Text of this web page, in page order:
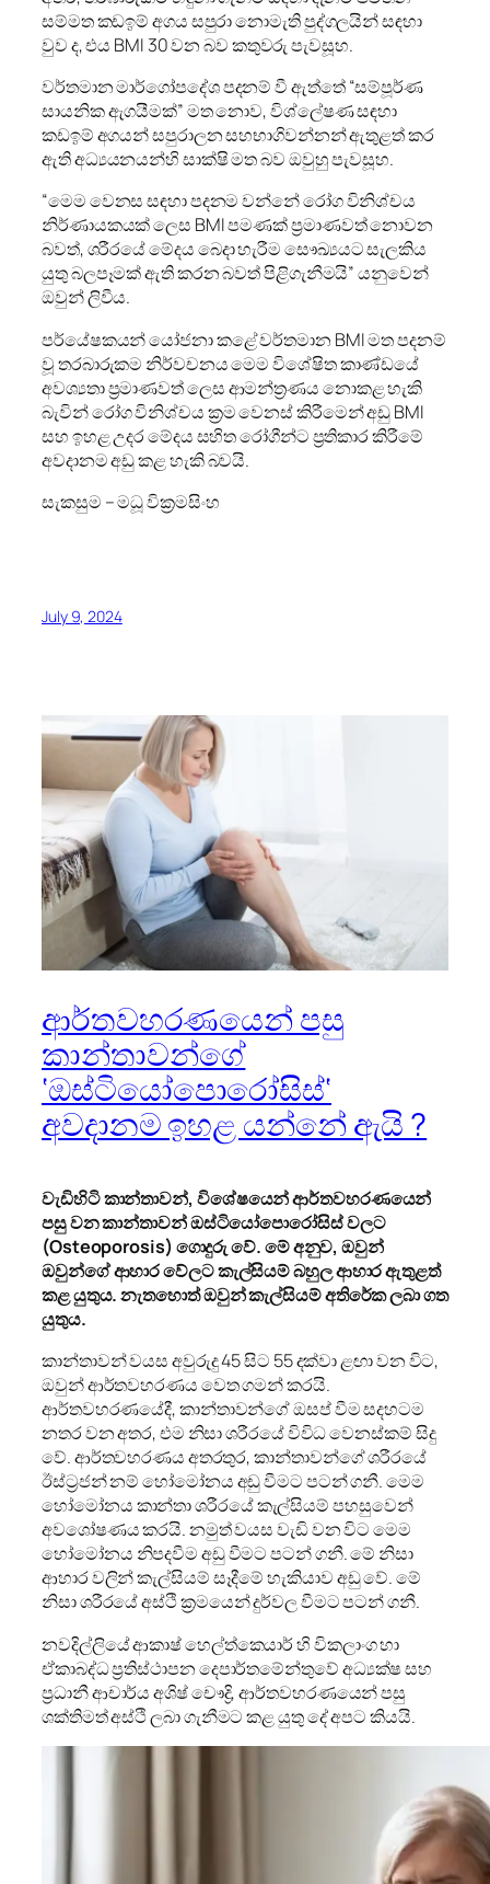
සම්මත කඩඉම් අගය සපුරා නොමැති පුද්ගලයින් සඳහා
වුව ද, එය BMI 30 වන බව කතුවරු පැවසූහ.
වර්තමාන මාර්ගෝපදේශ පදනම් වී ඇත්තේ “සම්පූර්ණ
සායනික ඇගයීමක්” මත නොව, විශ්ලේෂණ සඳහා
කඩඉම් අගයන් සපුරාලන සහභාගිවන්නන් ඇතුළත් කර
ඇති අධ්‍යයනයන්හි සාක්ෂි මත බව ඔවුහු පැවසූහ.
“මෙම වෙනස සඳහා පදනම වන්නේ රෝග විනිශ්චය
නිර්ණායකයක් ලෙස BMI පමණක් ප්‍රමාණවත් නොවන
බවත්, ශරීරයේ මේදය බෙදා හැරීම සෞඛ්‍යයට සැලකිය
යුතු බලපෑමක් ඇති කරන බවත් පිළිගැනීමයි” යනුවෙන්
ඔවුන් ලිවීය.
පර්යේෂකයන් යෝජනා කළේ වර්තමාන BMI මත පදනම්
වූ තරබාරුකම නිර්වචනය මෙම විශේෂිත කාණ්ඩයේ
අවශ්‍යතා ප්‍රමාණවත් ලෙස ආමන්ත්‍රණය නොකළ හැකි
බැවින් රෝග විනිශ්චය ක්‍රම වෙනස් කිරීමෙන් අඩු BMI
සහ ඉහළ උදර මේදය සහිත රෝගීන්ට ප්‍රතිකාර කිරීමේ
අවදානම අඩු කළ හැකි බවයි.
සැකසුම – මධූ වික්‍රමසිංහ
July 9, 2024
ආර්තවහරණයෙන් පසු
කාන්තාවන්ගේ
‘ඔස්ටියෝපොරෝසිස්‘
අවදානම ඉහළ යන්නේ ඇයි ?
වැඩිහිටි කාන්තාවන්, විශේෂයෙන් ආර්තවහරණයෙන්
පසු වන කාන්තාවන් ඔස්ටියෝපොරෝසිස් වලට
(Osteoporosis) ගොදුරු වේ. මේ අනුව,ඔවුන්
ඔවුන්ගේ ආහාර වේලට කැල්සියම් බහුල ආහාර ඇතුළත්
කළ යුතුය.නැතහොත් ඔවුන් කැල්සියම් අතිරේක ලබා ගත
යුතුය.
කාන්තාවන් වයස අවුරුදු 45 සිට 55 දක්වා ළඟා වන විට,
ඔවුන් ආර්තවහරණය වෙත ගමන් කරයි.
ආර්තවහරණයේදී, කාන්තාවන්ගේ ඔසප් වීම සදහටම
නතර වන අතර, එම නිසා ශරීරයේ විවිධ වෙනස්කම් සිදු
වේ. ආර්තවහරණය අතරතුර, කාන්තාවන්ගේ ශරීරයේ
ඊස්ට්‍රජන් නම් හෝමෝනය අඩු වීමට පටන් ගනී. මෙම
හෝමෝනය කාන්තා ශරීරයේ කැල්සියම් පහසුවෙන්
අවශෝෂණය කරයි. නමුත් වයස වැඩි වන විට මෙම
හෝමෝනය නිපදවීම අඩු වීමට පටන් ගනී. මේ නිසා
ආහාර වලින් කැල්සියම් සෑදීමේ හැකියාව අඩු වේ. මේ
නිසා ශරීරයේ අස්ථි ක්‍රමයෙන් දුර්වල වීමට පටන් ගනී.
නවදිල්ලියේ ආකාෂ් හෙල්ත්කෙයාර් හි විකලාංග හා
ඒකාබද්ධ ප්‍රතිස්ථාපන දෙපාර්තමේන්තුවේ අධ්‍යක්ෂ සහ
ප්‍රධානී ආචාර්ය අශිෂ් චෞද්‍රි, ආර්තවහරණයෙන් පසු
ශක්තිමත් අස්ථි ලබා ගැනීමට කළ යුතු දේ අපට කියයි.